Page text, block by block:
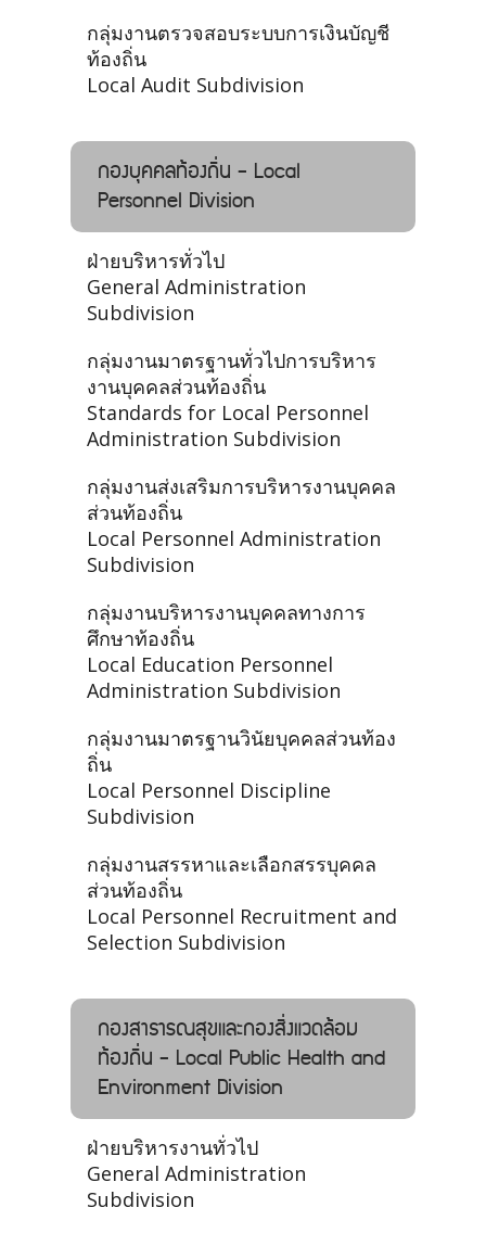
กลุ่มงานตรวจสอบระบบการเงินบัญชี
ท้องถิ่น
Local Audit Subdivision
กองบุคคลท้องถิ่น - Local
Personnel Division
ฝ่ายบริหารทั่วไป
General Administration
Subdivision
กลุ่มงานมาตรฐานทั่วไปการบริหาร
งานบุคคลส่วนท้องถิ่น
Standards for Local Personnel
Administration Subdivision
กลุ่มงานส่งเสริมการบริหารงานบุคคล
ส่วนท้องถิ่น
Local Personnel Administration
Subdivision
กลุ่มงานบริหารงานบุคคลทางการ
ศึกษาท้องถิ่น
Local Education Personnel
Administration Subdivision
กลุ่มงานมาตรฐานวินัยบุคคลส่วนท้อง
ถิ่น
Local Personnel Discipline
Subdivision
กลุ่มงานสรรหาและเลือกสรรบุคคล
ส่วนท้องถิ่น
Local Personnel Recruitment and
Selection Subdivision
กองสาธารณสุขและกองสิ่งแวดล้อม
ท้องถิ่น - Local Public Health and
Environment Division
ฝ่ายบริหารงานทั่วไป
General Administration
Subdivision